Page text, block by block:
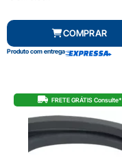
COMPRAR
Produto com entrega
FRETE GRÁTIS Consulte*